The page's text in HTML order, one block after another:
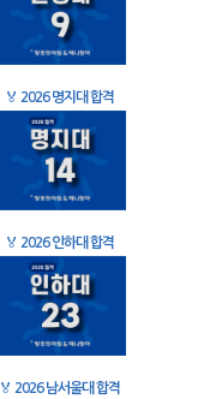
🏅 2026 명지대 합격
🏅 2026 인하대 합격
🏅 2026 남서울대 합격